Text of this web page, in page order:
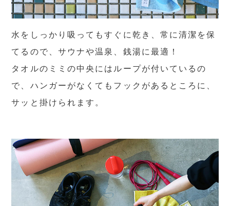
水をしっかり吸ってもすぐに乾き、常に清潔を保
てるので、サウナや温泉、銭湯に最適！
タオルのミミの中央にはループが付いているの
で、ハンガーがなくてもフックがあるところに、
サッと掛けられます。